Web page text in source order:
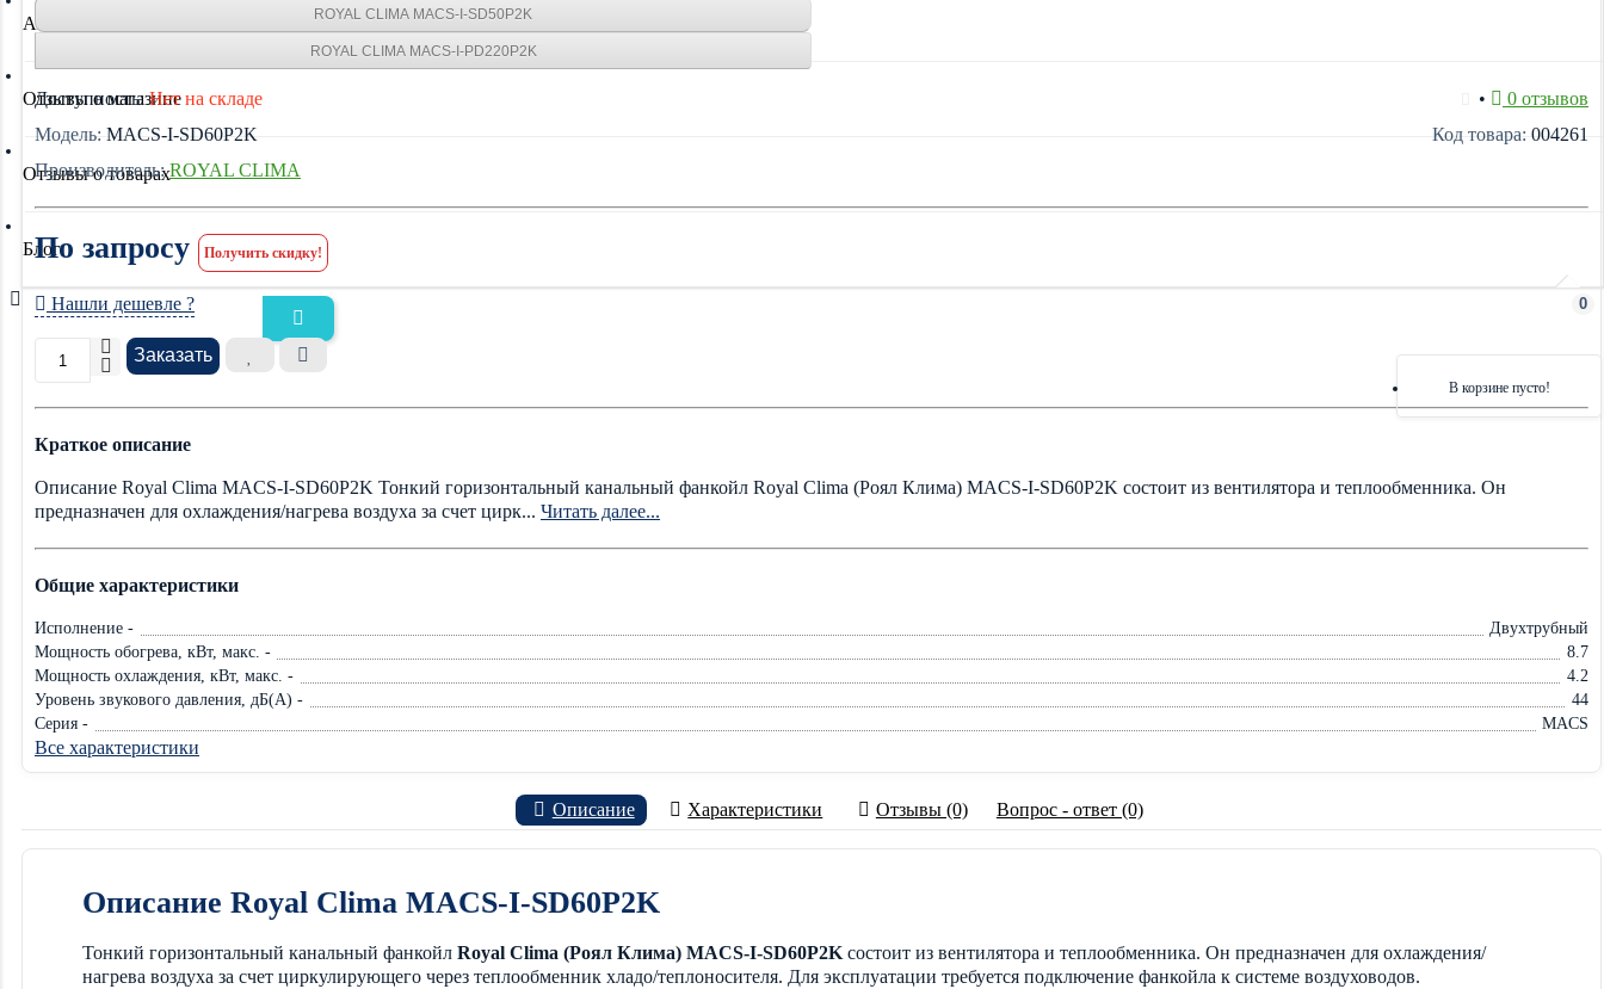
Акции
Отзывы о магазине
Отзывы о товарах
Блог
0
В корзине пусто!
ROYAL CLIMA MACS-I-SD50P2K
ROYAL CLIMA MACS-I-PD220P2K
Доступность: Нет на складе •
0 отзывов
Модель: MACS-I-SD60P2K Код товара: 004261
Производитель: ROYAL CLIMA
По запросу Получить скидку!
Нашли дешевле ?
Заказать
Краткое описание
Описание Royal Clima MACS-I-SD60P2K Тонкий горизонтальный канальный фанкойл Royal Clima (Роял Клима) MACS-I-SD60P2K состоит из вентилятора и теплообменника. Он
предназначен для охлаждения/нагрева воздуха за счет цирк... Читать далее...
Общие характеристики
Исполнение -
Двухтрубный
Мощность обогрева, кВт, макс. -
8.7
Мощность охлаждения, кВт, макс. -
4.2
Уровень звукового давления, дБ(А) -
44
Серия -
MACS
Все характеристики
Описание Характеристики Отзывы (0) Вопрос - ответ (0)
Описание Royal Clima MACS-I-SD60P2K
Тонкий горизонтальный канальный фанкойл Royal Clima (Роял Клима) MACS-I-SD60P2K состоит из вентилятора и теплообменника. Он предназначен для охлаждения/
нагрева воздуха за счет циркулирующего через теплообменник хладо/теплоносителя. Для эксплуатации требуется подключение фанкойла к системе воздуховодов.